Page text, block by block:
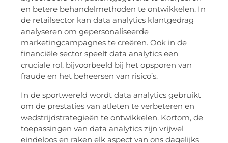
en betere behandelmethoden te ontwikkelen. In
de retailsector kan data analytics klantgedrag
analyseren om gepersonaliseerde
marketingcampagnes te creëren. Ook in de
financiële sector speelt data analytics een
cruciale rol, bijvoorbeeld bij het opsporen van
fraude en het beheersen van risico’s.
In de sportwereld wordt data analytics gebruikt
om de prestaties van atleten te verbeteren en
wedstrijdstrategieën te ontwikkelen. Kortom, de
toepassingen van data analytics zijn vrijwel
eindeloos en raken elk aspect van ons dagelijks